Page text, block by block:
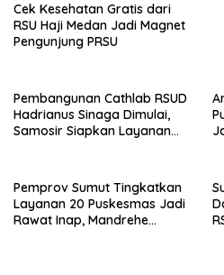
Cek Kesehatan Gratis dari
RSU Haji Medan Jadi Magnet
Pengunjung PRSU
Pembangunan Cathlab RSUD
Hadrianus Sinaga Dimulai,
Samosir Siapkan Layanan
Pemprov Sumut Tingkatkan
Layanan 20 Puskesmas Jadi
Rawat Inap, Mandrehe